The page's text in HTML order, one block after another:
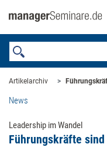
Artikelarchiv
News
Leadership im Wandel
Führungskräfte